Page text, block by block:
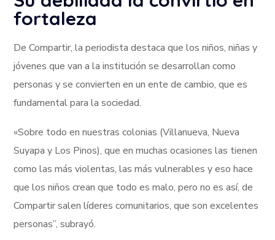
fortaleza
De Compartir, la periodista destaca que los niños, niñas y
jóvenes que van a la institución se desarrollan como
personas y se convierten en un ente de cambio, que es
fundamental para la sociedad.
«Sobre todo en nuestras colonias (Villanueva, Nueva
Suyapa y Los Pinos), que en muchas ocasiones las tienen
como las más violentas, las más vulnerables y eso hace
que los niños crean que todo es malo, pero no es así, de
Compartir salen líderes comunitarios, que son excelentes
personas”, subrayó.